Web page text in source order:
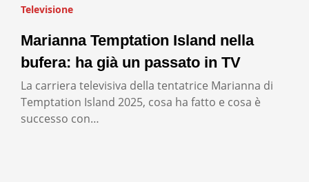
Televisione
Marianna Temptation Island nella
bufera: ha già un passato in TV
La carriera televisiva della tentatrice Marianna di
Temptation Island 2025, cosa ha fatto e cosa è
successo con…